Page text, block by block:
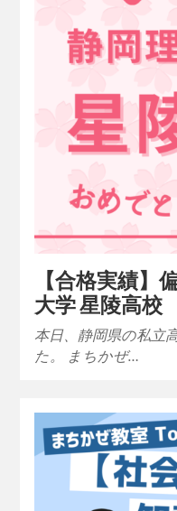
【合格実績】
大学 星陵高校
本日、静岡県の私立
た。 まちかぜ…